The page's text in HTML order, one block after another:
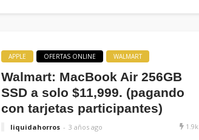
APPLE OFERTAS ONLINE WALMART
Walmart: MacBook Air 256GB
SSD a solo $11,999. (pagando
con tarjetas participantes)
liquidahorros 3 años ago 1.9k